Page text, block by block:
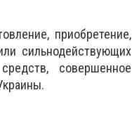
приобретение,
сильнодействующих
совершенное